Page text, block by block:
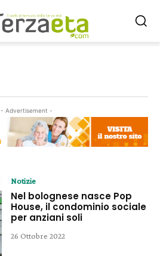
- Advertisement -
Notizie
Nel bolognese nasce Pop
House, il condominio sociale
per anziani soli
26 Ottobre 2022